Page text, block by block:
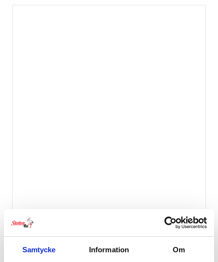
Samtycke Information Om